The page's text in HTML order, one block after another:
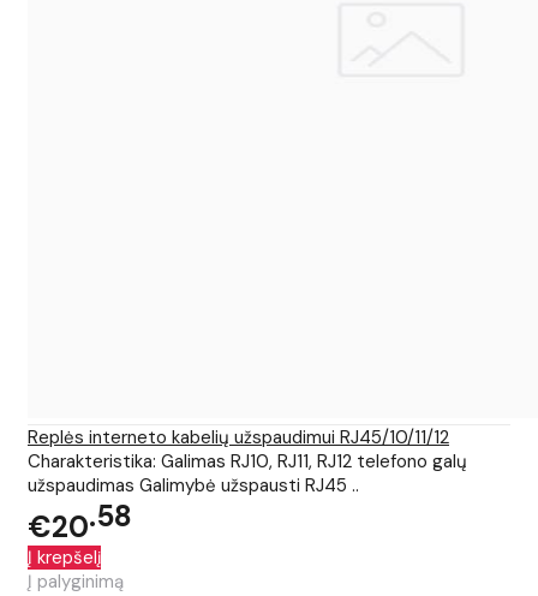
Replės interneto kabelių užspaudimui RJ45/10/11/12
Charakteristika: Galimas RJ10, RJ11, RJ12 telefono galų
užspaudimas Galimybė užspausti RJ45 ..
€20 58
Į krepšelį
Į palyginimą